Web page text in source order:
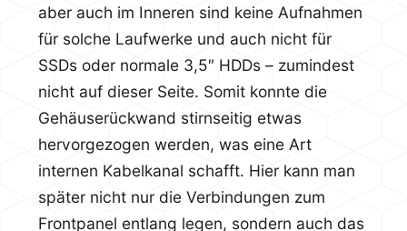
aber auch im Inneren sind keine Aufnahmen
für solche Laufwerke und auch nicht für
SSDs oder normale 3,5″ HDDs – zumindest
nicht auf dieser Seite. Somit konnte die
Gehäuserückwand stirnseitig etwas
hervorgezogen werden, was eine Art
internen Kabelkanal schafft. Hier kann man
später nicht nur die Verbindungen zum
Frontpanel entlang legen, sondern auch das